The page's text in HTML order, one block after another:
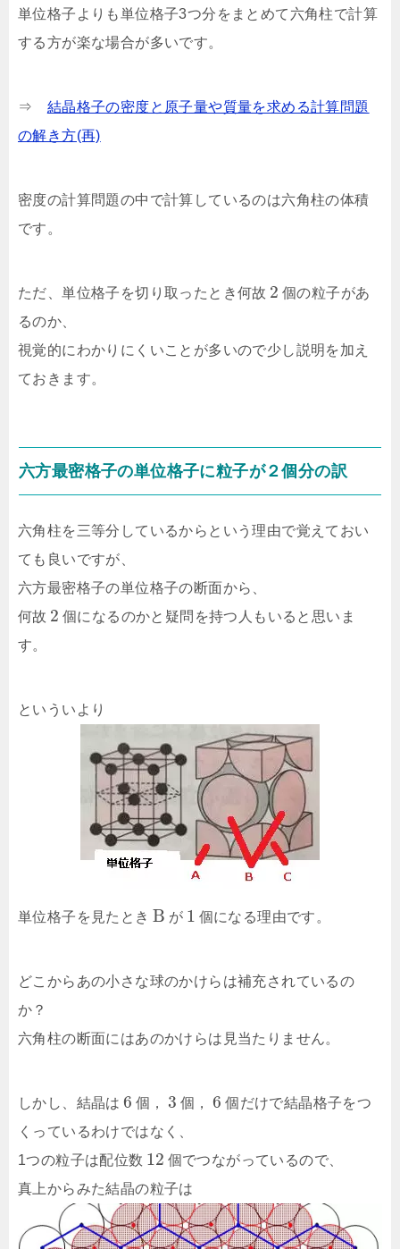
単位格子よりも単位格子3つ分をまとめて六角柱で計算
する方が楽な場合が多いです。
⇒ 結晶格子の密度と原子量や質量を求める計算問題
の解き方(再)
密度の計算問題の中で計算しているのは六角柱の体積
です。
ただ、単位格子を切り取ったとき何故 2 個の粒子があ
るのか、
視覚的にわかりにくいことが多いので少し説明を加え
ておきます。
六方最密格子の単位格子に粒子が２個分の訳
六角柱を三等分しているからという理由で覚えておい
ても良いですが、
六方最密格子の単位格子の断面から、
何故 2 個になるのかと疑問を持つ人もいると思いま
す。
といういより
単位格子を見たとき B が 1 個になる理由です。
どこからあの小さな球のかけらは補充されているの
か？
六角柱の断面にはあのかけらは見当たりません。
しかし、結晶は 6 個， 3 個， 6 個だけで結晶格子をつ
くっているわけではなく、
1つの粒子は配位数 12 個でつながっているので、
真上からみた結晶の粒子は